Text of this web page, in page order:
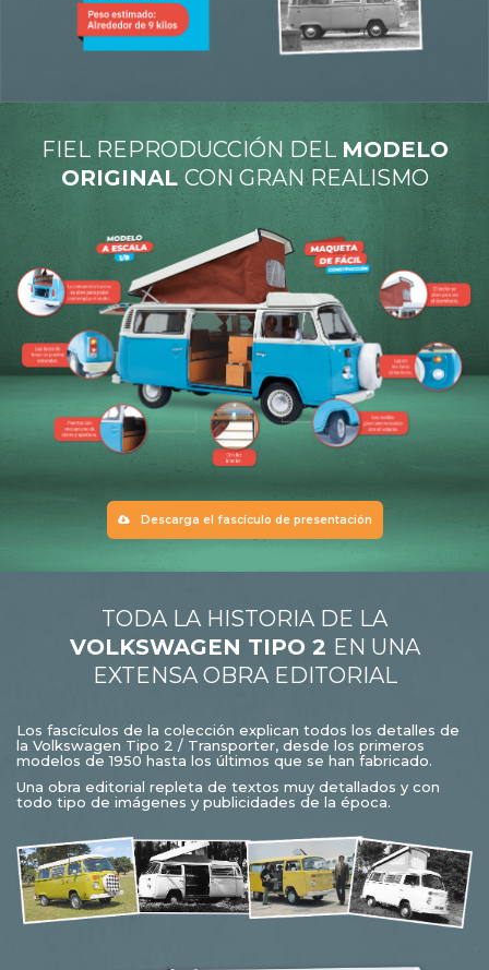
FIEL REPRODUCCIÓN DEL MODELO
ORIGINAL CON GRAN REALISMO
Descarga el fascículo de presentación
TODA LA HISTORIA DE LA
VOLKSWAGEN TIPO 2 EN UNA
EXTENSA OBRA EDITORIAL
Los fascículos de la colección explican todos los detalles de
la Volkswagen Tipo 2 / Transporter, desde los primeros
modelos de 1950 hasta los últimos que se han fabricado.
Una obra editorial repleta de textos muy detallados y con
todo tipo de imágenes y publicidades de la época.